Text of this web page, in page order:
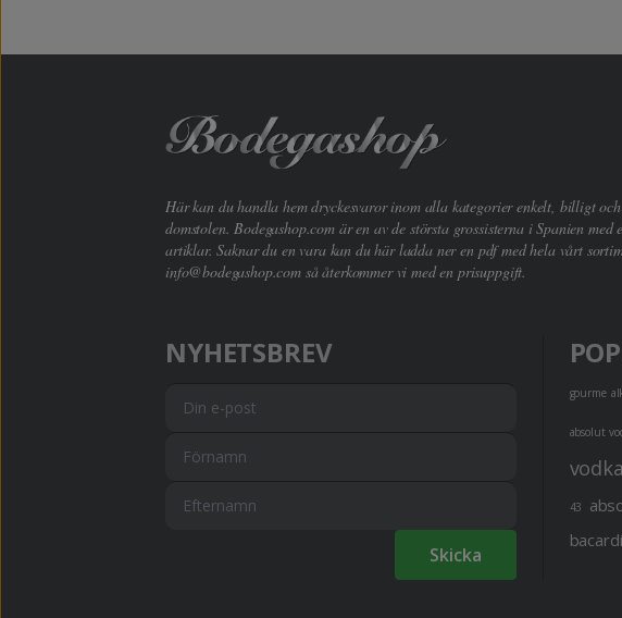
Här kan du handla hem dryckesvaror inom alla kategorier enkelt, billigt
domstolen. Bodegashop.com är en av de största grossisterna i Spanien
artiklar. Saknar du en vara kan du här ladda ner en pdf med hela vårt
info@bodegashop.comså återkommer vi med en prisuppgift.
NYHETSBREV
Skicka
gourme
absolut
vodka
43